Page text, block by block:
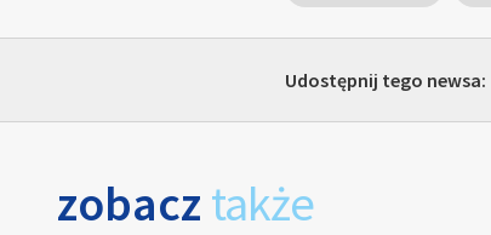
Udostępnij tego newsa:
zobacz także